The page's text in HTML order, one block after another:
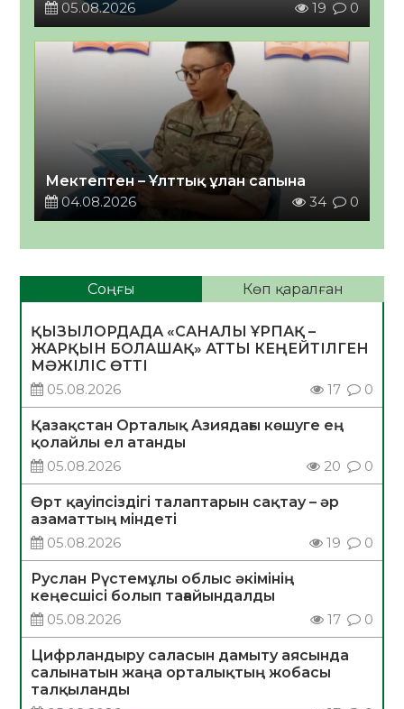
05.08.2026 19 0
Мектептен – Ұлттық ұлан сапына
04.08.2026
34 0
Соңғы Көп қаралған
ҚЫЗЫЛОРДАДА «САНАЛЫ ҰРПАҚ –
ЖАРҚЫН БОЛАШАҚ» АТТЫ КЕҢЕЙТІЛГЕН
МӘЖІЛІС ӨТТІ
05.08.2026
17 0
Қазақстан Орталық Азиядағы көшуге ең
қолайлы ел атанды
05.08.2026
20 0
Өрт қауіпсіздігі талаптарын сақтау – әр
азаматтың міндеті
05.08.2026
19 0
Руслан Рүстемұлы облыс әкімінің
кеңесшісі болып тағайындалды
05.08.2026
17 0
Цифрландыру саласын дамыту аясында
салынатын жаңа орталықтың жобасы
талқыланды